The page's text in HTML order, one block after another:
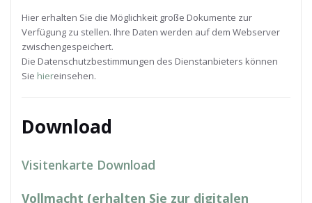
Hier erhalten Sie die Möglichkeit große Dokumente zur
Verfügung zu stellen. Ihre Daten werden auf dem Webserver
zwischengespeichert.
Die Datenschutzbestimmungen des Dienstanbieters können
Sie hiereinsehen.
Download
Visitenkarte Download
Vollmacht (erhalten Sie zur digitalen